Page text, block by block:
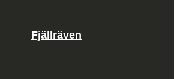
Fjällräven